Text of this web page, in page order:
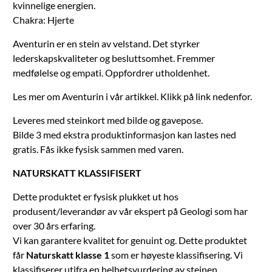
in Geology who has over 30 years of experience. We can guarantee
quality for genuine and. This product receives Nature Treasure
Class 1 which is the highest classification. We classify based on an
classified as class 1 or 3, it is genuine anyway.
kvinnelige energien.
Chakra: Hjerte
Aventurin er en stein av velstand. Det styrker
lederskapskvaliteter og besluttsomhet. Fremmer
medfølelse og empati. Oppfordrer utholdenhet.
Les mer om Aventurin i vår artikkel. Klikk på link nedenfor.
Leveres med steinkort med bilde og gavepose.
Bilde 3 med ekstra produktinformasjon kan lastes ned
gratis. Fås ikke fysisk sammen med varen.
NATURSKATT KLASSIFISERT
Dette produktet er fysisk plukket ut hos
produsent/leverandør av vår ekspert på Geologi som har
over 30 års erfaring.
Vi kan garantere kvalitet for genuint og. Dette produktet
får Naturskatt klasse 1 som er høyeste klassifisering. Vi
klassifiserer utifra en helhetsvurdering av steinen.